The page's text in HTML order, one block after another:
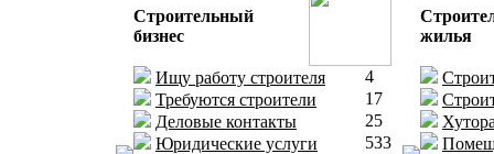
Строительный
бизнес
Ищу работу строителя
4
Требуются строители
17
Деловые контакты
25
Юридические услуги
533
жилья